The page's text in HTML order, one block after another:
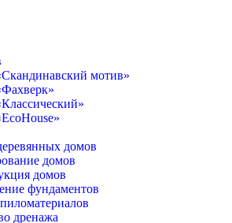
мотив»
домов
домов
домов
фундаментов
дренажа